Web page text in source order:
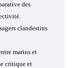
des
clandestins
marins et
critique et